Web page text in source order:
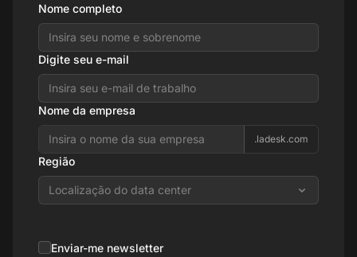
Nome completo
Digite seu e-mail
Nome da empresa
.ladesk.com
Região
Localização do data center
Enviar-me newsletter